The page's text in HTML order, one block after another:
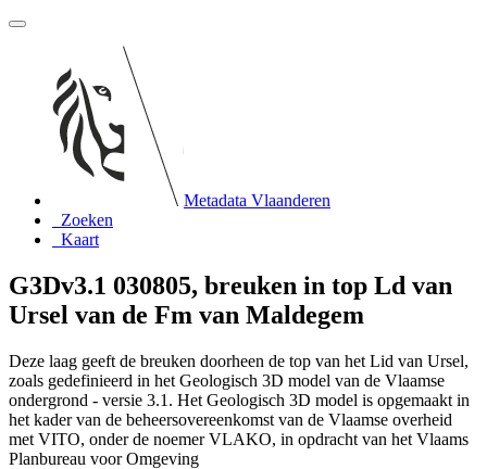
Metadata Vlaanderen
Zoeken
Kaart
G3Dv3.1 030805, breuken in top Ld van
Ursel van de Fm van Maldegem
Deze laag geeft de breuken doorheen de top van het Lid van Ursel,
zoals gedefinieerd in het Geologisch 3D model van de Vlaamse
ondergrond - versie 3.1. Het Geologisch 3D model is opgemaakt in
het kader van de beheersovereenkomst van de Vlaamse overheid
met VITO, onder de noemer VLAKO, in opdracht van het Vlaams
Planbureau voor Omgeving